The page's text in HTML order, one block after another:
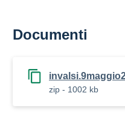
Documenti
zip - 1002 kb